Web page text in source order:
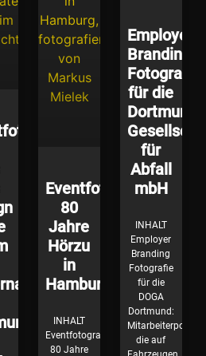
Eventfotografie
80
Jahre
Hörzu
in
Hamburg
INHALT
Eventfotografie
80 Jahre
Employer
Branding
Fotografie
für die
für
Abfall
mbH
INHALT
Employer
Branding
Fotografie
für die
DOGA
Dortmund:
die auf